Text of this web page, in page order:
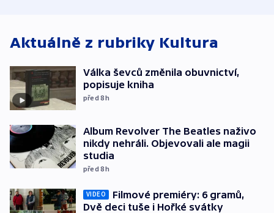
Aktuálně z rubriky Kultura
Válka ševců změnila obuvnictví,
popisuje kniha
před 8h
Album Revolver The Beatles naživo
nikdy nehráli. Objevovali ale magii
studia
před 8h
VIDEO
Filmové premiéry: 6 gramů,
Dvě deci tuše i Hořké svátky